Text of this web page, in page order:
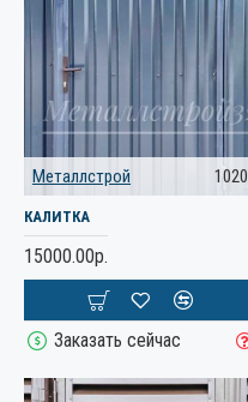
Металлстрой 1020
КАЛИТКА
15000.00р.
Заказать сейчас